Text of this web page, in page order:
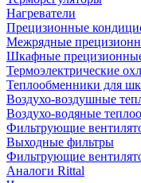
Нагреватели
Прецизионные
Mежрядные
Шкафные
Термоэлектрические
Теплообменники для
Воздухо-воздушные
Воздухо-водяные
Фильтрующие
Выходные фильтры
Фильтрующие
Аналоги Rittal